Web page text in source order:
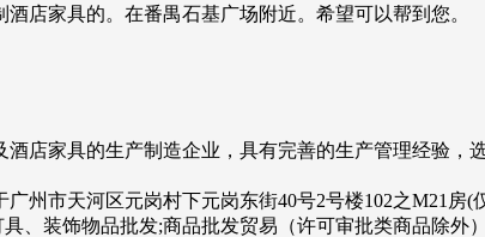
店家具的。在番禺石基广场附近。希望可以帮到您。
店家具的生产制造企业，具有完善的生产管理经验
州市天河区元岗村下元岗东街40号2号楼102之M21
、装饰物品批发;商品批发贸易（许可审批类商品除